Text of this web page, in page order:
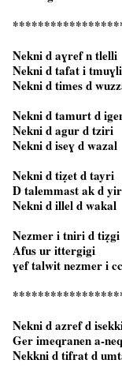
Nekni d aɣref n tlelli
Nekni d tafat i tmuɣli
Nekni d times d
Nekni d tamurt d
Nekni d agur d tziri
Nekni d iseɣ d wazal
Nekni d tiẓet d tayri
D talemmast ak d
Nekni d illel d wakal
Nezmer i tniri d tiẓgi
Afus ur ittergigi
ɣef talwit nezmer i
Nekni d azref d
Ger imeqranen a-
Nekkni d tifrat d